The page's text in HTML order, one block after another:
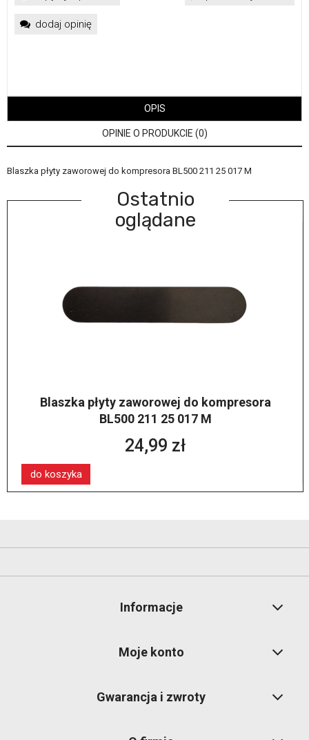
dodaj opinię
OPIS
OPINIE O PRODUKCIE (0)
Blaszka płyty zaworowej do kompresora BL500 211 25 017 M
Ostatnio
oglądane
Blaszka płyty zaworowej do kompresora
BL500 211 25 017 M
24,99 zł
do koszyka
Informacje
Moje konto
Gwarancja i zwroty